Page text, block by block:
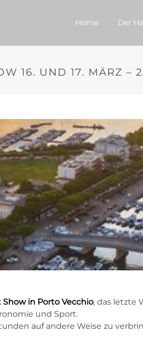
Home Der
16. UND 17. MÄRZ –
in Porto Vecchio, das letzte
und Sport.
auf andere Weise zu